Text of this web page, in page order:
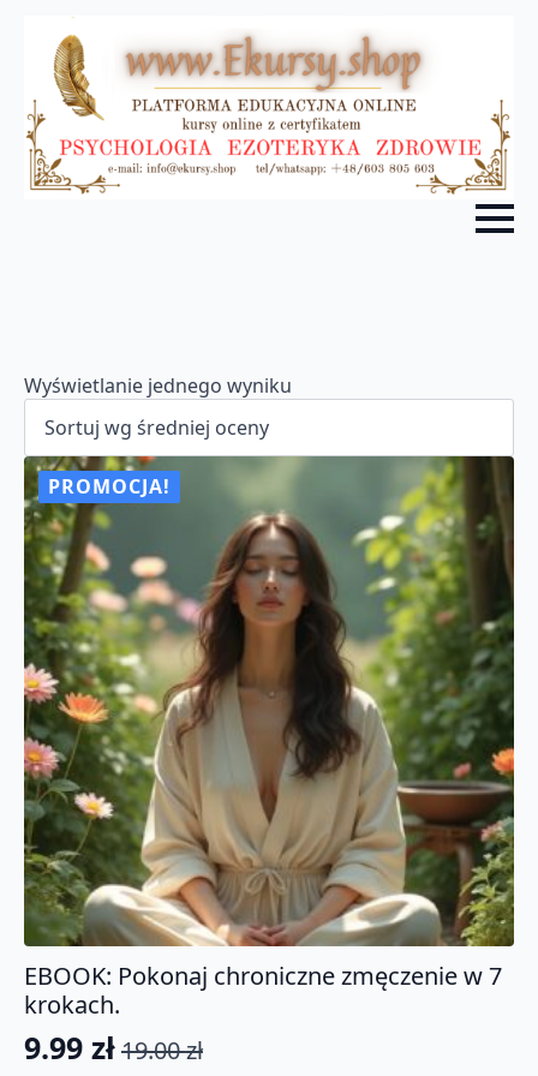
Wyświetlanie jednego wyniku
PROMOCJA!
EBOOK: Pokonaj chroniczne zmęczenie w 7
krokach.
19.00zł
Pierwotna
9.99 zł
Aktualna